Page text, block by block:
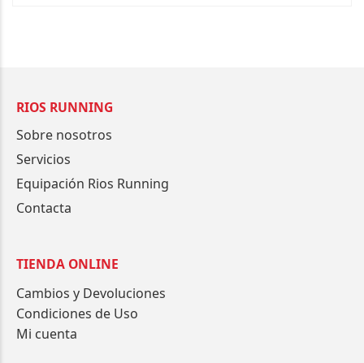
RIOS RUNNING
Sobre nosotros
Servicios
Equipación Rios Running
Contacta
TIENDA ONLINE
Cambios y Devoluciones
Condiciones de Uso
Mi cuenta